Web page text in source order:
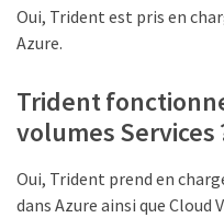
Oui, Trident est pris en
Azure.
Trident
volumes Services
Oui, Trident prend en
dans Azure ainsi que Cloud